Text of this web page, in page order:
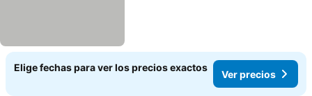
Elige fechas para ver los precios exactos
Ver precios